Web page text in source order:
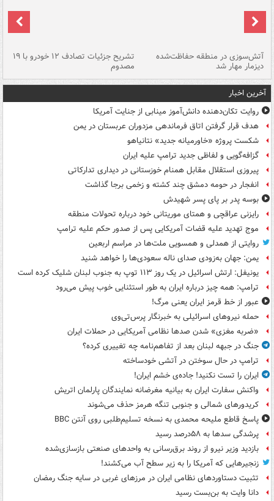
آتش‌سوزی در منطقه حفاظت‌شده
دیزمار مهار شد
تشریح جزئیات تصادف ۱۲ خودرو با ۱۹
مصدوم
آخرین اخبار
روایت تکان‌دهنده دانش‌آموز مینابی از جنایت آمریکا
هدف قرار گرفتن اتاق‌ فرماندهی مزدوران عربستان در یمن
شکست پروژه «خاورمیانه جدید» نتانیاهو
گزافه‌گویی و لفاظی جدید ترامپ علیه ایران
پیروزی استقلال مقابل همنام خوزستانی در دیداری تدارکاتی
انفجار در حومه دمشق چند کشته و زخمی برجا گذاشت
بوسه‌ پدر بر پای پسر شهیدش
رایزنی عراقچی و همتای موریتانی خود درباره تحولات منطقه
موج تهدید علیه قضات آمریکایی پس از صدور حکم علیه ترامپ
روایتی از همدلی و همسویی ملت‌ها در مراسم اربعین
یمن: جهان به‌زودی صدای ناله سعودی‌ها را خواهد شنید
یونیفل: ارتش اسرائیل در یک روز ۱۱۳ توپ به جنوب لبنان شلیک کرده است
ترامپ: همه چیز درباره ایران به طور استثنایی خوب پیش می‌رود
عبور از خط قرمز ایران یعنی مرگ!
حمله نیروهای اسرائیلی به خبرنگار پرس‌تی‌وی
«ضربه مغزی» شدن صدها نظامی آمریکایی در حملات ایران
جنگ در جبهه لبنان بعد از تفاهم‌نامه چه تغییری کرده؟
ترامپ در حال سوختن در آتشی خودساخته
ایران را تست نکنید! جاده‌ی خشم ایران!
واکنش سفارت ایران به بیانیه مغرضانه نمایندگان پارلمان اتریش
کریدورهای شمالی و جنوبی تنگه هرمز حذف می‌شوند
پاسخ قاطع ملیحه محمدی به نسخه تسلیم‌طلبی روی آنتن BBC
پرشدگی سدها به ۵۸درصد رسید
بازدید وزیر نیرو از روند برق‌رسانی به واحدهای صنعتی بازسازی‌شده
زنجیرهایی که آمریکا را به زیر سطح آب می‌کشند!
تثبیت دستاوردهای نظامی ایران در مرزهای غربی در سایه جنگ رمضان
دانا وایت به بن‌بست رسید